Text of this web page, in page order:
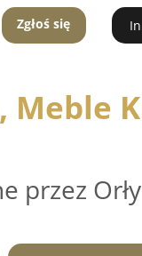
Zgłoś się
Meble
przez Orły